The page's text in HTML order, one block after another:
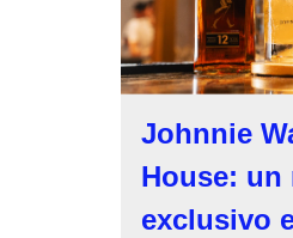
Johnnie
House: un
exclusivo